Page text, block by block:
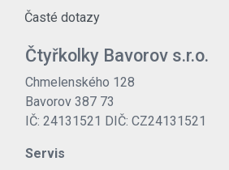
Časté dotazy
Čtyřkolky Bavorov s.r.o.
Chmelenského 128
Bavorov 387 73
IČ: 24131521 DIČ: CZ24131521
Servis